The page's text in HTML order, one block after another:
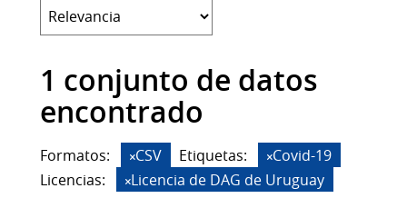
1 conjunto de datos
encontrado
Formatos: CSV Etiquetas:
Covid-19
Licencias:
Licencia de DAG de Uruguay